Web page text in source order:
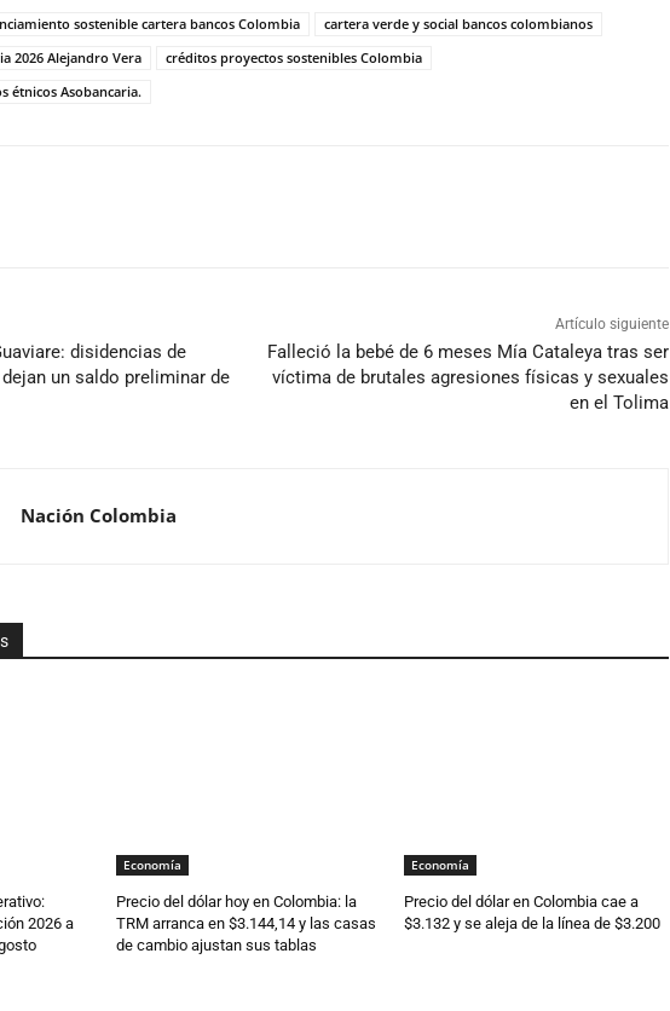
sostenible cartera bancos Colombia
cartera verde y social bancos colombianos
2026 Alejandro Vera
créditos proyectos sostenibles Colombia
étnicos Asobancaria.
disidencias de
dejan un saldo preliminar de
Artículo siguiente
Falleció la bebé de 6 meses Mía Cataleya tras ser
víctima de brutales agresiones físicas y sexuales
en el Tolima
Nación Colombia
2026 a
Economía
Precio del dólar hoy en Colombia: la
TRM arranca en $3.144,14 y las casas
de cambio ajustan sus tablas
Economía
Precio del dólar en Colombia cae a
$3.132 y se aleja de la línea de $3.200